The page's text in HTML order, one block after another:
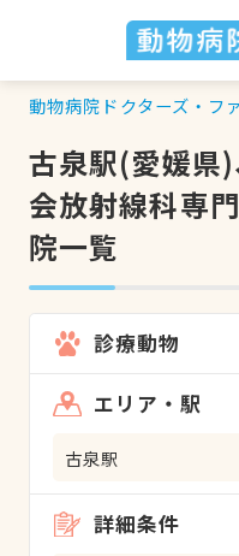
動物病院ドクターズ・フ
古泉駅(愛媛県
会放射線科専
院一覧
診療動物
エリア・駅
古泉駅
詳細条件